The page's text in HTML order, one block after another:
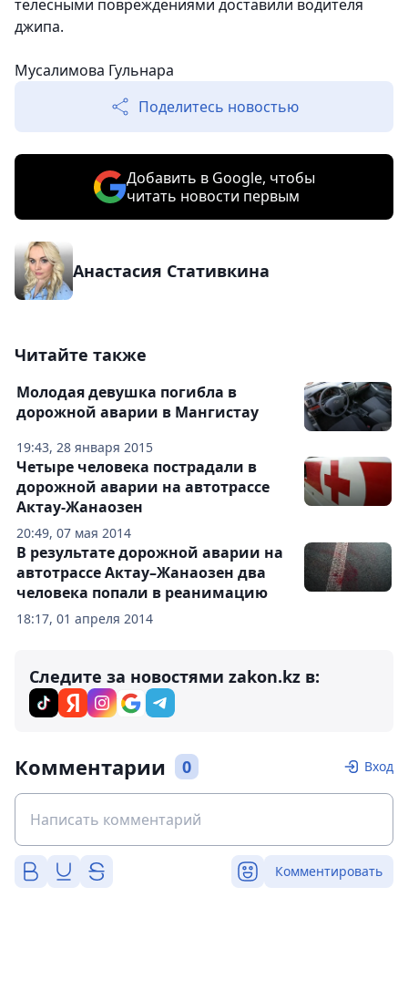
телесными повреждениями доставили водителя
джипа.
Мусалимова Гульнара
Поделитесь новостью
Добавить в Google, чтобы
читать новости первым
Анастасия Стативкина
Читайте также
19:43, 28 января 2015
Молодая девушка погибла в
дорожной аварии в Мангистау
20:49, 07 мая 2014
Четыре человека пострадали в
дорожной аварии на автотрассе
Актау-Жанаозен
18:17, 01 апреля 2014
В результате дорожной аварии на
автотрассе Актау–Жанаозен два
человека попали в реанимацию
Следите за новостями zakon.kz в:
Комментарии 0 Вход
Комментировать